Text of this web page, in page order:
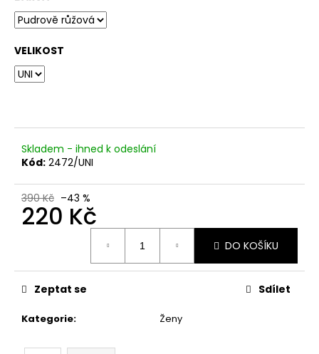
VELIKOST
Skladem - ihned k odeslání
Kód: 2472/UNI
390 Kč –43 %
220 Kč
DO KOŠÍKU
Kategorie: Ženy
Zeptat se Sdílet
u
j
e
m
e